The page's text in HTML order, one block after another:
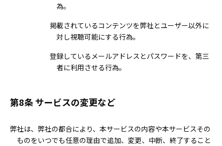
為。
掲載されているコンテンツを弊社とユーザー以外に
対し視聴可能にする行為。
登録しているメールアドレスとパスワードを、第三
者に利用させる行為。
第8条 サービスの変更など
弊社は、弊社の都合により、本サービスの内容や本サービスその
ものをいつでも任意の理由で追加、変更、中断、終了すること